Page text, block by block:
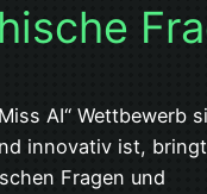
AI“ Wettbewerb
innovativ ist,
Fragen und